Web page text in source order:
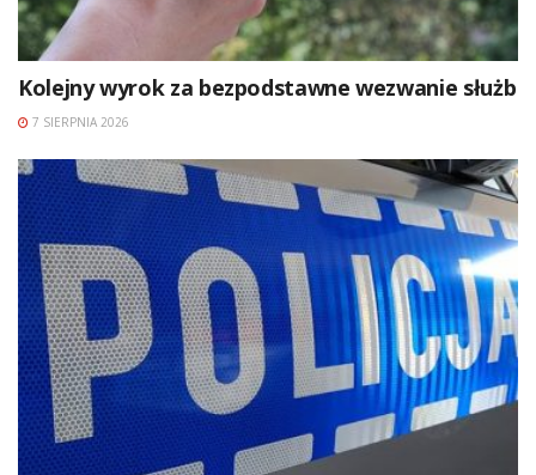
Kolejny wyrok za bezpodstawne wezwanie służb
7 SIERPNIA 2026